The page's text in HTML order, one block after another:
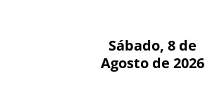
Sábado, 8 de
Agosto de 2026